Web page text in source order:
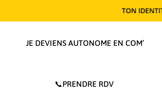
TON IDENTITÉ TE REND
JE DEVIENS AUTONOME EN COM’
📞PRENDRE RDV